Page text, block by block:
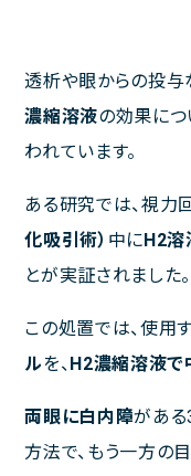
聚楽内科クリニ
ご予約・お問
[受付
透析や眼からの投与
濃縮溶液の効果につ
われています。
ある研究では、視力
化吸引術） 中にH2溶
とが実証されました。
この処置では、使用
ルを、H2濃縮溶液で
両眼に白内障がある
方法で、もう一方の